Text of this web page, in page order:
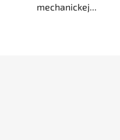
mechanickej...